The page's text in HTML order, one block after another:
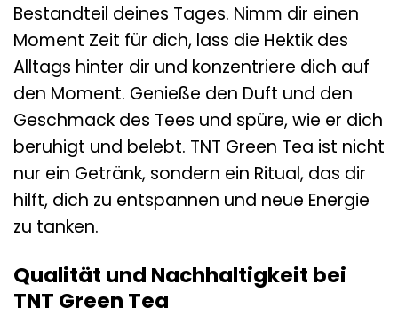
Bestandteil deines Tages. Nimm dir einen
Moment Zeit für dich, lass die Hektik des
Alltags hinter dir und konzentriere dich auf
den Moment. Genieße den Duft und den
Geschmack des Tees und spüre, wie er dich
beruhigt und belebt. TNT Green Tea ist nicht
nur ein Getränk, sondern ein Ritual, das dir
hilft, dich zu entspannen und neue Energie
zu tanken.
Qualität und Nachhaltigkeit bei
TNT Green Tea